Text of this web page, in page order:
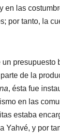
en las
por tanto, la
un presupuesto
de la
, ésta fue
en las
estaba
Yahvé, y por